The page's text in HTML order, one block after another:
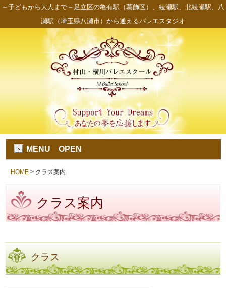
～子どもから大人まで～足立区の亀有駅（葛飾区）、綾瀬駅、北綾瀬駅、八
瀬駅（埼玉県八瀬市）から通えるバレエスタジオ
MENU OPEN
HOME > クラス案内
クラス案内
クラス